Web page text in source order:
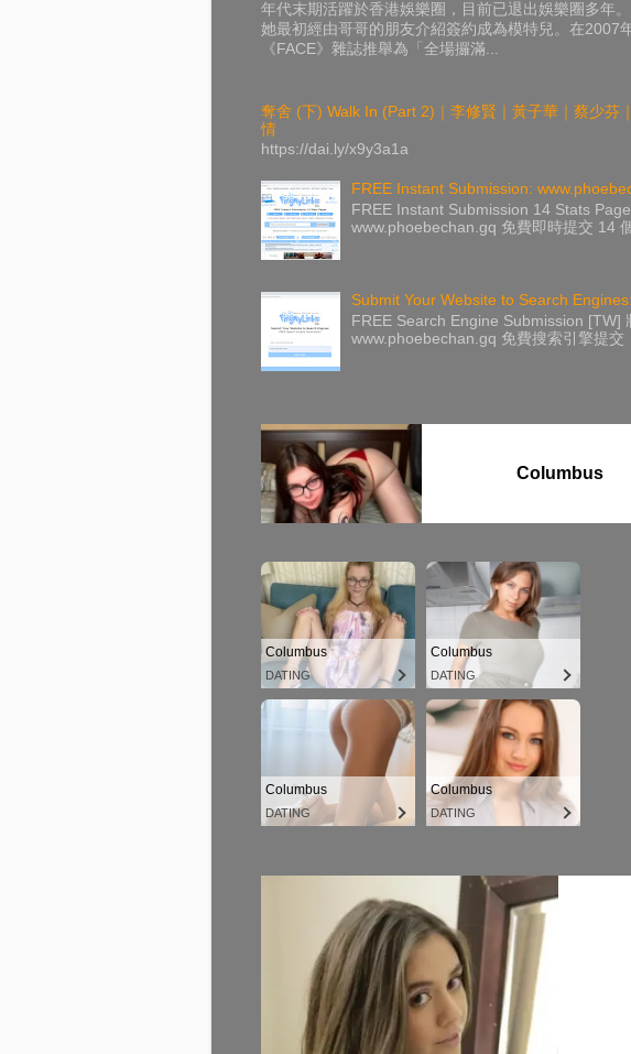
年代末期活躍於香港娛樂圈，目前已退出娛樂圈多年
她最初經由哥哥的朋友介紹簽約成為模特兒。在2007
《FACE》雜誌推舉為「全場攞滿...
奪舍 (下) Walk In (Part 2)｜李修賢｜黃子華｜蔡少芬
情
https://dai.ly/x9y3a1a
FREE Instant Submission:
FREE Instant Submission 14 Stats
www.phoebechan.gq 免費即時提交 14
Submit Your Website to Search
FREE Search Engine Submission [TW]
www.phoebechan.gq 免費搜索引擎提交